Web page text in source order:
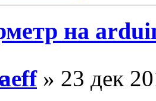
на
» 23 дек